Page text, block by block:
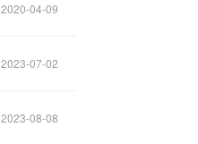
2020-04-09
2023-07-02
2023-08-08